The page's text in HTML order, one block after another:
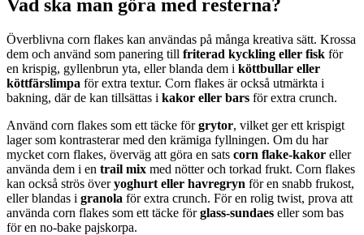
Vad ska man göra med resterna?
Överblivna corn flakes kan användas på många kreativa sätt. Krossa
dem och använd som panering till friterad kyckling eller fisk för
en krispig, gyllenbrun yta, eller blanda dem i köttbullar eller
köttfärslimpa för extra textur. Corn flakes är också utmärkta i
bakning, där de kan tillsättas i kakor eller bars för extra crunch.
Använd corn flakes som ett täcke förgrytor, vilket ger ett krispigt
lager som kontrasterar med den krämiga fyllningen. Om du har
mycket corn flakes, överväg att göra en sats corn flake-kakor eller
använda dem i en trail mix med nötter och torkad frukt. Corn flakes
kan också strös överyoghurt eller havregryn för en snabb frukost,
eller blandas i granola för extra crunch. För en rolig twist, prova att
använda corn flakes som ett täcke förglass-sundaes eller som bas
för en no-bake pajskorpa.